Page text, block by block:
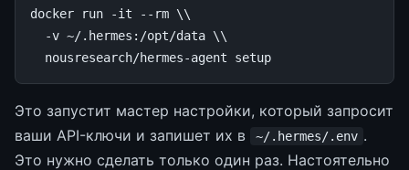
docker
run -it --rm \\
-v ~/.hermes:/opt/data \\
nousresearch/hermes-agent
Это запустит мастер настройки, который запросит
ваши API-ключи и запишет их в
~/.hermes/.env .
Это нужно сделать только один раз. Настоятельно